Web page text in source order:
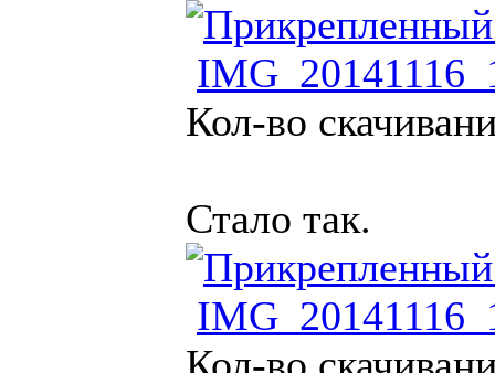
Кол-во
Стало так.